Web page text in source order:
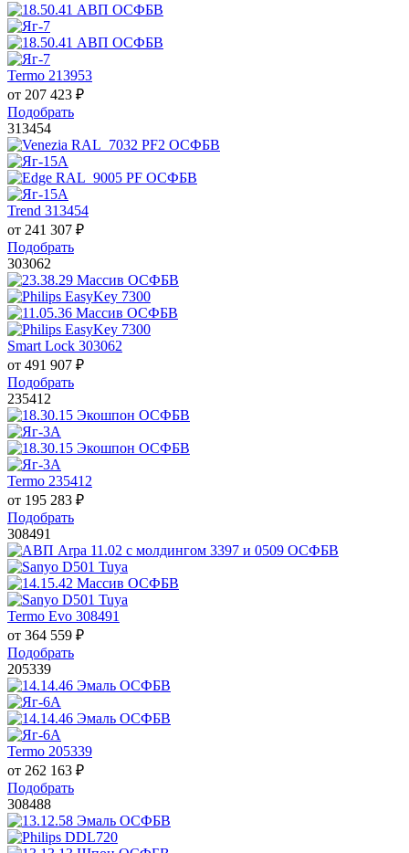
Termo 213953
от 207 423 ₽
Подобрать
313454
Trend 313454
от 241 307 ₽
Подобрать
303062
Smart Lock 303062
от 491 907 ₽
Подобрать
235412
Termo 235412
от 195 283 ₽
Подобрать
308491
Termo Evo 308491
от 364 559 ₽
Подобрать
205339
Termo 205339
от 262 163 ₽
Подобрать
308488